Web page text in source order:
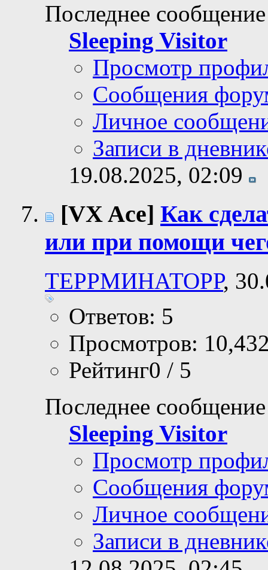
Последнее
Sleeping Visitor
Просмотр
Сообщения
Личное
Записи в
19.08.2025, 02:09
[VX Ace] Как
или при помощи
ТЕРРМИНАТОРР,
Ответов: 5
Просмотров:
Рейтинг0 / 5
Последнее
Sleeping Visitor
Просмотр
Сообщения
Личное
Записи в